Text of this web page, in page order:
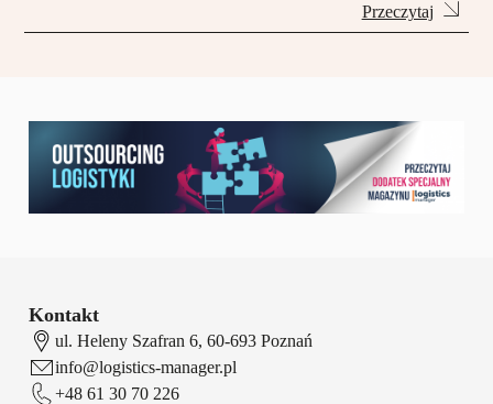
Przeczytaj
Kontakt
ul. Heleny Szafran 6, 60-693 Poznań
info@logistics-manager.pl
+48 61 30 70 226